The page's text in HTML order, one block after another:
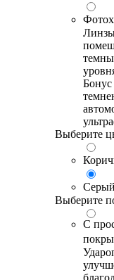
Линзы
Бонус
Выберите
Серый
Выберите
С